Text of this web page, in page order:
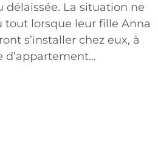
délaissée. La situation ne
tout lorsque leur fille Anna
s’installer chez eux, à
d’appartement…